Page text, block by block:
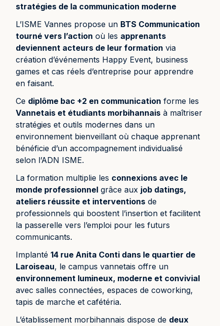
stratégies de la communication moderne
L’ISME Vannes propose un BTS Communication
tourné vers l’action où les apprenants
deviennent acteurs de leur formation via
création d’événements Happy Event, business
games et cas réels d’entreprise pour apprendre
en faisant.
Ce diplôme bac +2 en communication forme les
Vannetais et étudiants morbihannais à maîtriser
stratégies et outils modernes dans un
environnement bienveillant où chaque apprenant
bénéficie d’un accompagnement individualisé
selon l’ADN ISME.
La formation multiplie les connexions avec le
monde professionnel grâce aux job datings,
ateliers réussite et interventions de
professionnels qui boostent l’insertion et facilitent
la passerelle vers l’emploi pour les futurs
communicants.
Implanté 14 rue Anita Conti dans le quartier de
Laroiseau, le campus vannetais offre un
environnement lumineux, moderne et convivial
avec salles connectées, espaces de coworking,
tapis de marche et cafétéria.
L’établissement morbihannais dispose de deux